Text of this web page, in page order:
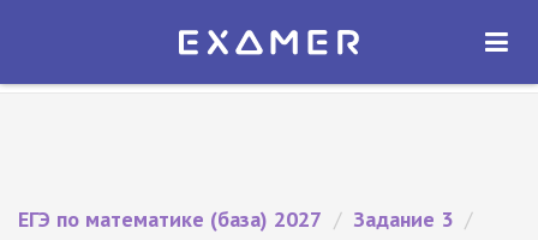
Экзамер — ЕГЭ 2027
ОТКРЫТЬ
ЕГЭ по математике (база) 2027 / Задание 3 /